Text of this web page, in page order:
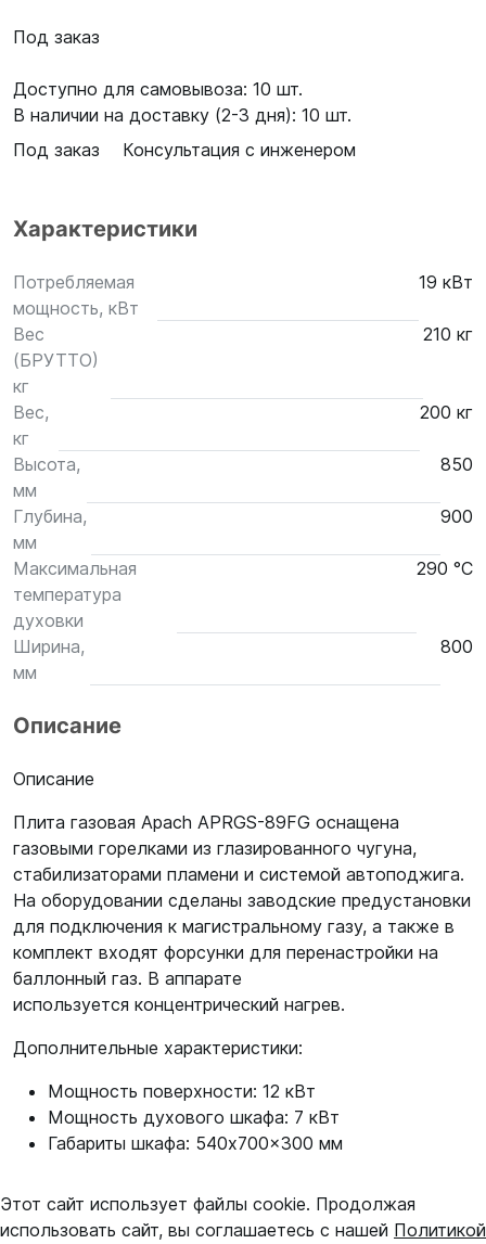
Под заказ
Доступно для самовывоза: 10 шт.
В наличии на доставку (2-3 дня): 10 шт.
Под заказ
Консультация с инженером
Характеристики
Потребляемая
мощность, кВт
19 кВт
Вес
(БРУТТО)
кг
210 кг
Вес,
кг
200 кг
Высота,
мм
850
Глубина,
мм
900
Максимальная
температура
духовки
290 °С
Ширина,
мм
800
Описание
Описание
Плита газовая Apach APRGS-89FG оснащена
газовыми горелками из глазированного чугуна,
стабилизаторами пламени и системой автоподжига.
На оборудовании сделаны заводские предустановки
для подключения к магистральному газу, а также в
комплект входят форсунки для перенастройки на
баллонный газ. В аппарате
используется концентрический нагрев.
Дополнительные характеристики:
Мощность поверхности: 12 кВт
Мощность духового шкафа: 7 кВт
Габариты шкафа: 540x700x300 мм
Этот сайт использует файлы cookie. Продолжая
использовать сайт, вы соглашаетесь с нашей Политикой